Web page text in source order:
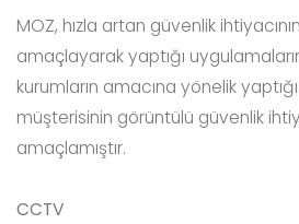
MOZ, hızla artan güvenlik
amaçlayarak yaptığı
kurumların amacına yönelik
müşterisinin görüntülü güvenlik
amaçlamıştır.
CCTV